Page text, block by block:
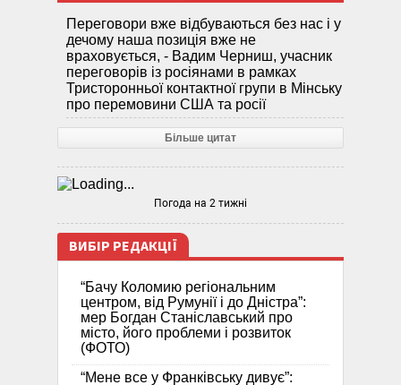
Переговори вже відбуваються без нас і у
дечому наша позиція вже не
враховується, - Вадим Черниш, учасник
переговорів із росіянами в рамках
Тристоронньої контактної групи в Мінську
про перемовини США та росії
Більше цитат
Погода на 2 тижні
ВИБІР РЕДАКЦІЇ
“Бачу Коломию регіональним
центром, від Румунії і до Дністра”:
мер Богдан Станіславський про
місто, його проблеми і розвиток
(ФОТО)
“Мене все у Франківську дивує”: